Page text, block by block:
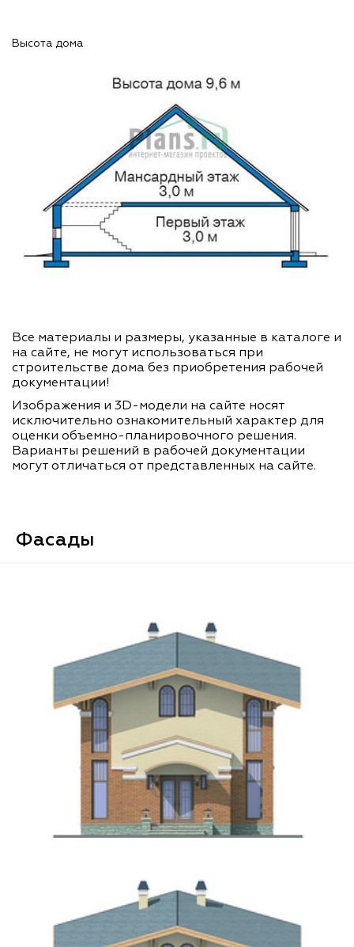
Высота дома
Все материалы и размеры, указанные в каталоге и
на сайте, не могут использоваться при
строительстве дома без приобретения рабочей
документации!
Изображения и 3D-модели на сайте носят
исключительно ознакомительный характер для
оценки объемно-планировочного решения.
Варианты решений в рабочей документации
могут отличаться от представленных на сайте.
Фасады